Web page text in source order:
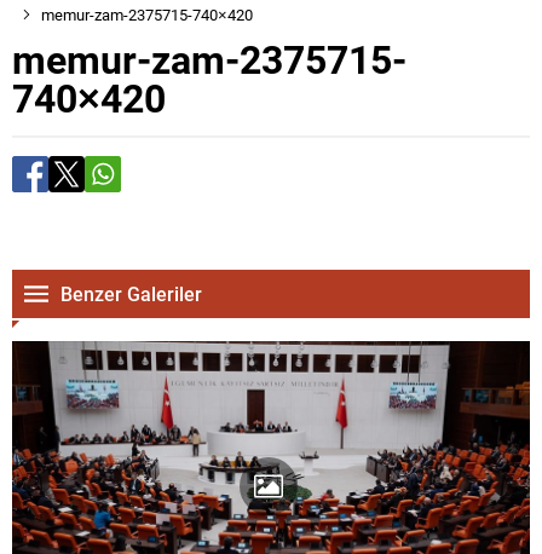
memur-zam-2375715-740×420
memur-zam-2375715-
740×420
Benzer Galeriler